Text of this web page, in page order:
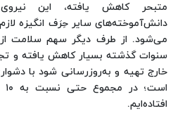
متبحر کاهش یافته، این
دانش‌آموخته‌های سایر حِرَف انگیزه لازم
می‌شود. از طرف دیگر سهم سلامت
سنوات گذشته بسیار کاهش یافته و
خارج تهیه و به‌روزرسانی شود با
افتاده‌ایم.